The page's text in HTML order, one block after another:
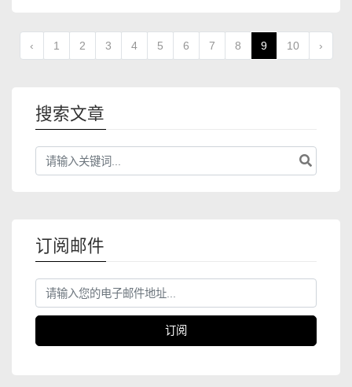
‹ 1 2 3 4 5 6 7 8 9 10 ›
搜索文章
订阅邮件
订阅